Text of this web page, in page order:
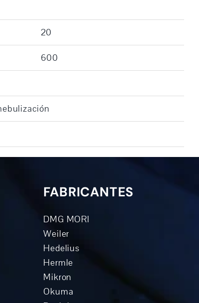
20
600
FABRICANTES
DMG MORI
Weiler
Hedelius
Hermle
Mikron
Okuma